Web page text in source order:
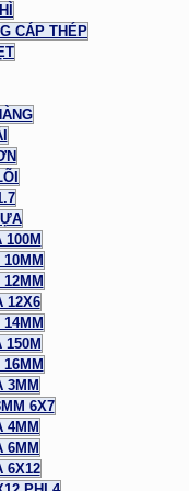
CÁP THÉP
100M
12X6
150M
3MM
6X7
4MM
6MM
6X12